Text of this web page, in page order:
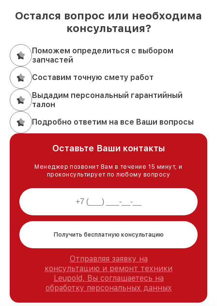
Остался вопрос или необходима
консультация?
Поможем определиться с выбором
запчастей
Составим точную смету работ
Выдадим персональный гарантийный
талон
Подробно ответим на все Ваши вопросы
Оставьте Ваши контакты
Менеджер позвонит Вам в течение 15 минут, и
проконсультирует по любому вопросу
Получить бесплатную консультацию
Отправляя заявку на
консультацию и ремонт техники
Leupold, Вы соглашаетесь на
обработку персональных данных